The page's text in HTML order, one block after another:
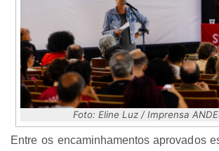
Foto: Eline Luz / Imprensa
Entre os encaminhamentos aprovados